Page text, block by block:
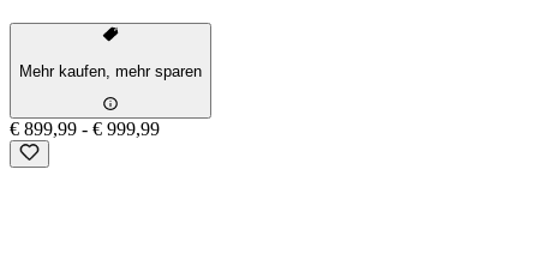
Mehr kaufen, mehr sparen
€ 899,99 - € 999,99